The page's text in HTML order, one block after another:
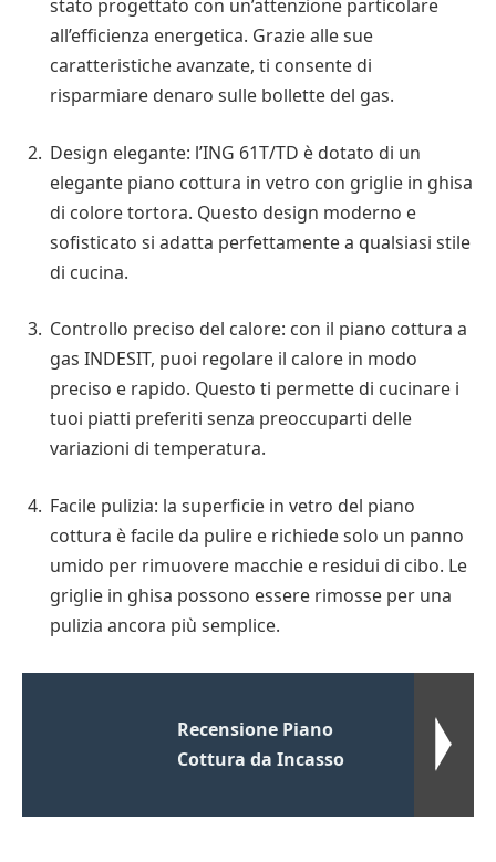
stato progettato con un’attenzione particolare
all’efficienza energetica. Grazie alle sue
caratteristiche avanzate, ti consente di
risparmiare denaro sulle bollette del gas.
Design elegante: l’ING 61T/TD è dotato di un
elegante piano cottura in vetro con griglie in ghisa
di colore tortora. Questo design moderno e
sofisticato si adatta perfettamente a qualsiasi stile
di cucina.
Controllo preciso del calore: con il piano cottura a
gas INDESIT, puoi regolare il calore in modo
preciso e rapido. Questo ti permette di cucinare i
tuoi piatti preferiti senza preoccuparti delle
variazioni di temperatura.
Facile pulizia: la superficie in vetro del piano
cottura è facile da pulire e richiede solo un panno
umido per rimuovere macchie e residui di cibo. Le
griglie in ghisa possono essere rimosse per una
pulizia ancora più semplice.
Recensione Piano
Cottura da Incasso